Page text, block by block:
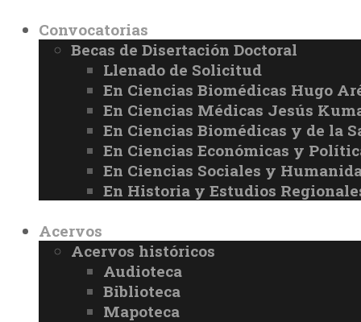
Convocatorias
Becas de Disertación Doctoral
Llenado de Solicitud
En Ciencias Biomédicas Hugo
En Ciencias Médicas Jesús
En Ciencias Biomédicas y de la
En Ciencias Económicas y
En Ciencias Sociales y
En Historia y Estudios
Acervos
Acervos históricos
Audioteca
Biblioteca
Mapoteca